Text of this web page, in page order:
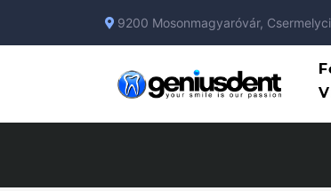
9200 Mosonmagyaróvár,